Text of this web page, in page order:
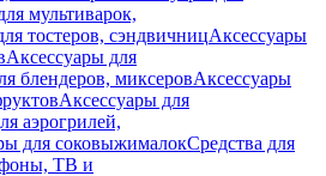
мультиварок,
тостеров, сэндвичницАксессуары
Аксессуары для
блендеров, миксеровАксессуары
Аксессуары для
аэрогрилей,
для соковыжималокСредства для
ТВ и